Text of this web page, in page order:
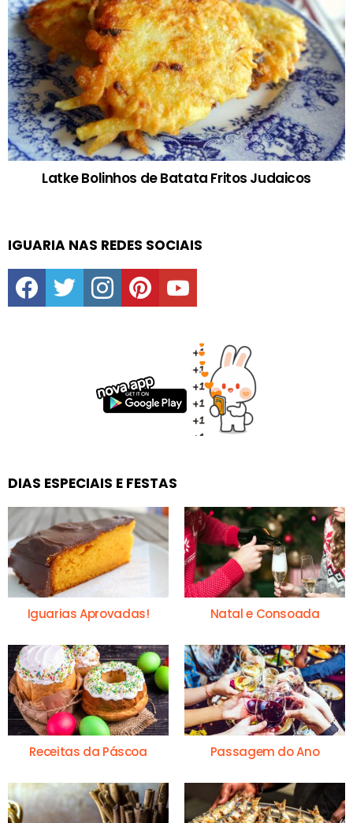
Latke Bolinhos de Batata Fritos Judaicos
IGUARIA NAS REDES SOCIAIS
facebooktwitter instagrampinterestyoutube
DIAS ESPECIAIS E FESTAS
Iguarias Aprovadas! Natal e Consoada
Receitas da Páscoa Passagem do Ano